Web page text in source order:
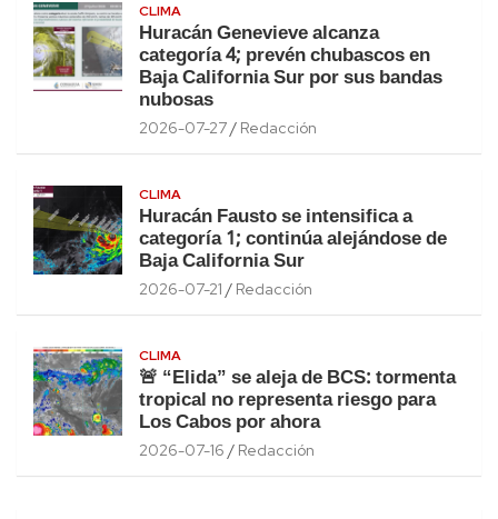
CLIMA
Huracán Genevieve alcanza
categoría 4; prevén chubascos en
Baja California Sur por sus bandas
nubosas
2026-07-27 Redacción
CLIMA
Huracán Fausto se intensifica a
categoría 1; continúa alejándose de
Baja California Sur
2026-07-21 Redacción
CLIMA
🚨 “Elida” se aleja de BCS: tormenta
tropical no representa riesgo para
Los Cabos por ahora
2026-07-16 Redacción